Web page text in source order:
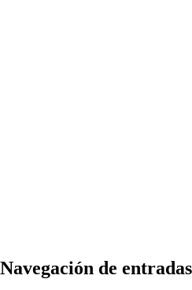
Navegación de entradas